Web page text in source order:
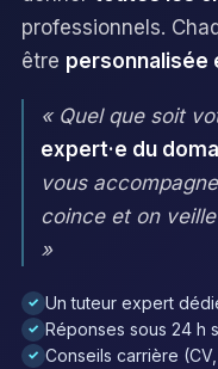
professionnels.
être personnalisée
« Quel que soit
expert·e du
vous
coince et on
»
✓ Un tuteur expert
✓ Réponses sous 24 h
✓ Conseils carrière